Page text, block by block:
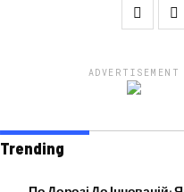
ADVERTISEMENT
Trending